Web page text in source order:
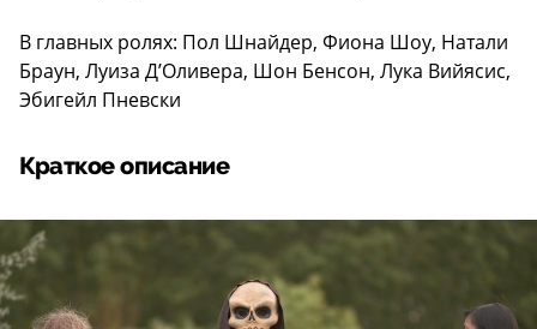
В главных ролях: Пол Шнайдер, Фиона Шоу, Натали
Браун, Луиза Д’Оливера, Шон Бенсон, Лука Вийясис,
Эбигейл Пневски
Краткое описание